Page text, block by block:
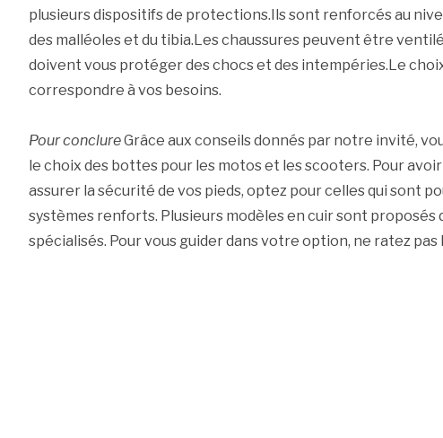
plusieurs dispositifs de protections.Ils sont renforcés au
des malléoles et du tibia.Les chaussures peuvent être
doivent vous protéger des chocs et des intempéries.Le
correspondre à vos besoins.
Pour conclureGrâce aux conseils donnés par notre invité,
le choix des bottes pour les motos et les scooters. Pour
assurer la sécurité de vos pieds, optez pour celles qui sont
systèmes renforts. Plusieurs modèles en cuir sont proposés
spécialisés. Pour vous guider dans votre option, ne ratez pas